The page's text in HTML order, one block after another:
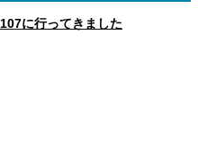
に行ってきました